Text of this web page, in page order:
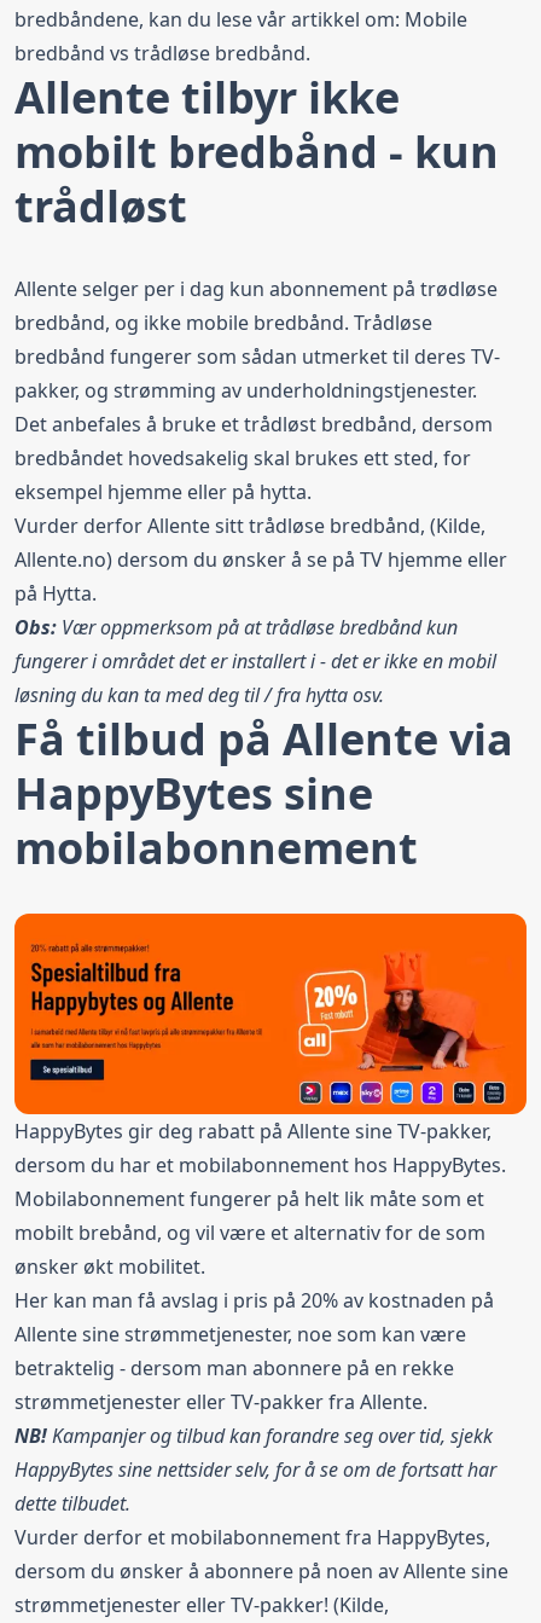
bredbåndene, kan du lese vår artikkel om: Mobile
bredbånd vs trådløse bredbånd.
Allente tilbyr ikke
mobilt bredbånd - kun
trådløst
Allente selger per i dag kun abonnement på trødløse
bredbånd, og ikke mobile bredbånd. Trådløse
bredbånd fungerer som sådan utmerket til deres TV-
pakker, og strømming av underholdningstjenester.
Det anbefales å bruke et trådløst bredbånd, dersom
bredbåndet hovedsakelig skal brukes ett sted, for
eksempel hjemme eller på hytta.
Vurder derforAllente sitt trådløse bredbånd, (Kilde,
Allente.no) dersom du ønsker å se på TV hjemme eller
på Hytta.
Obs: Vær oppmerksom på at trådløse bredbånd kun
fungerer i området det er installert i - det er ikke en mobil
løsning du kan ta med deg til / fra hytta osv.
Få tilbud på Allente via
HappyBytes sine
mobilabonnement
HappyBytes gir deg rabatt på Allente sine TV-pakker,
dersom du har et mobilabonnement hos HappyBytes.
Mobilabonnement fungerer på helt lik måte som et
mobilt brebånd, og vil være et alternativ for de som
ønsker økt mobilitet.
Her kan man få avslag i pris på 20% av kostnaden på
Allente sine strømmetjenester, noe som kan være
betraktelig - dersom man abonnere på en rekke
strømmetjenester eller TV-pakker fra Allente.
NB!Kampanjer og tilbud kan forandre seg over tid, sjekk
HappyBytes sine nettsider selv, for å se om de fortsatt har
dette tilbudet.
Vurder derfor et mobilabonnement fra HappyBytes,
dersom du ønsker å abonnere på noen av Allente sine
strømmetjenester eller TV-pakker! (Kilde,